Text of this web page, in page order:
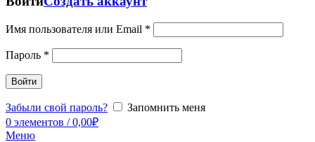
Имя пользователя или Email *
Пароль *
Войти
Забыли свой пароль?
Запомнить меня
0 элементов / 0,00₽
Меню